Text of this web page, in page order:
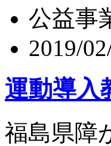
公益事
2019/
運動導入
福島県障